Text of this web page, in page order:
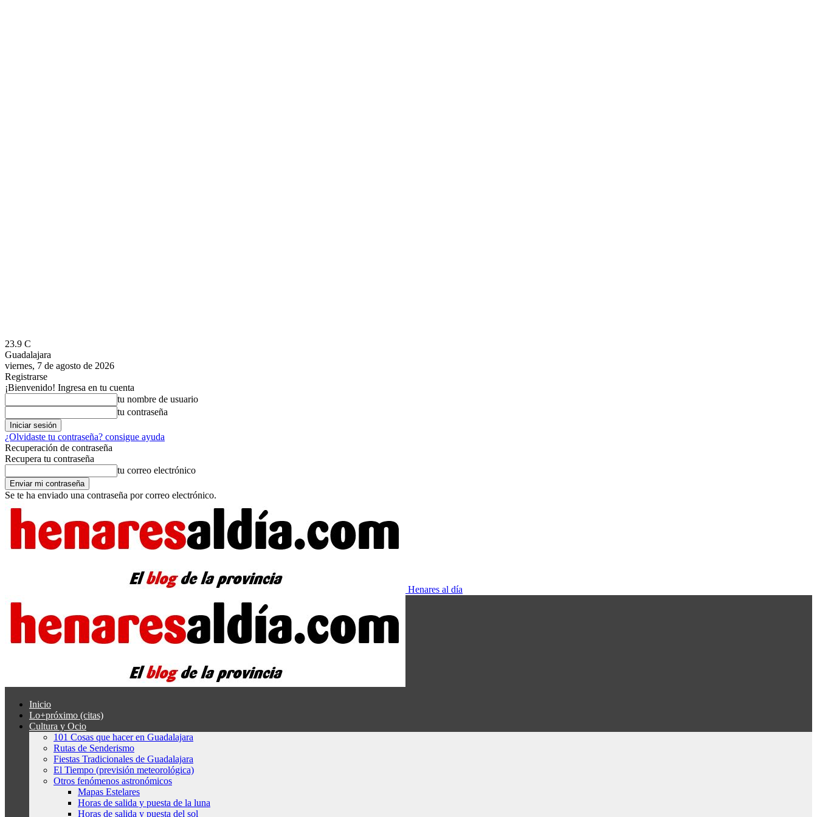
23.9 C
Guadalajara
viernes, 7 de agosto de 2026
Registrarse
¡Bienvenido! Ingresa en tu cuenta
tu nombre de usuario
tu contraseña
¿Olvidaste tu contraseña? consigue ayuda
Recuperación de contraseña
Recupera tu contraseña
tu correo electrónico
Se te ha enviado una contraseña por correo electrónico.
Henares al día
Inicio
Lo+próximo (citas)
Cultura y Ocio
101 Cosas que hacer en Guadalajara
Rutas de Senderismo
Fiestas Tradicionales de Guadalajara
El Tiempo (previsión meteorológica)
Otros fenómenos astronómicos
Mapas Estelares
Horas de salida y puesta de la luna
Horas de salida y puesta del sol